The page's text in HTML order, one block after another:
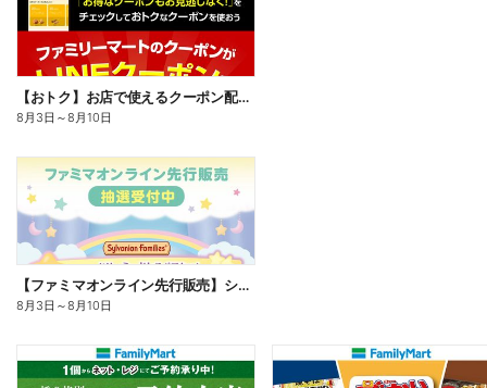
【おトク】お店で使えるクーポン配信中
8月3日 ～8月10日
【ファミマオンライン先行販売】シルバニアファミリー
8月3日 ～8月10日